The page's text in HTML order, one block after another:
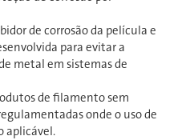
de corrosão da película e
para evitar a
metal em sistemas de
de filamento sem
onde o uso de
aplicável.